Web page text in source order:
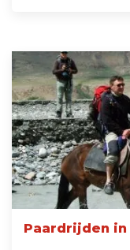
Paardrijden